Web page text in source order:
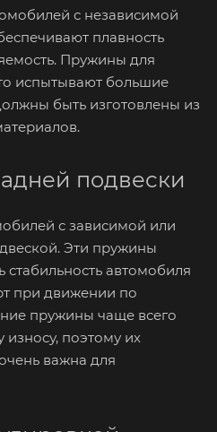
с независимой
плавность
Пружины для
испытывают большие
быть изготовлены из
подвески
с зависимой или
Эти пружины
автомобиля
при движении по
пружины чаще всего
поэтому их
важна для